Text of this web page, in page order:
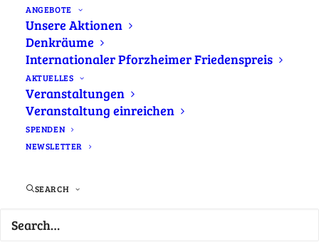
ANGEBOTE
Unsere Aktionen
Denkräume
Internationaler Pforzheimer Friedenspreis
AKTUELLES
Veranstaltungen
Veranstaltung einreichen
SPENDEN
NEWSLETTER
SEARCH
Immer informiert – Aktuelles von
#zusammenhalten
Was bewegt Pforzheim? Auf unserer
Newsseite erfahren Sie alles Wichtige rund
um die Bürgerbewegung #zusammenhalten
und unser starkes Netzwerk. Hier teilen wir
aktuelle Entwicklungen – direkt aus der
Laufenden, wie wir gemeinsam Pforzheim